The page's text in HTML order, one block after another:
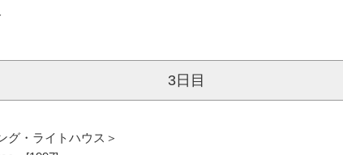
）
ルにて夕食